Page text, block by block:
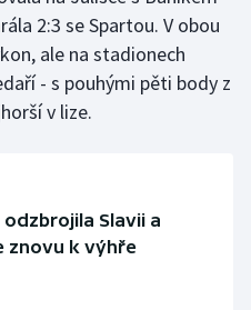
2:3 se Spartou. V obou
ale na stadionech
- s pouhými pěti body z
v lize.
odzbrojila Slavii a
znovu k výhře